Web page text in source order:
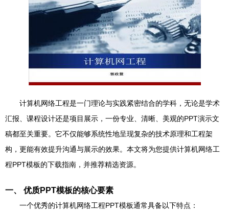
计算机网络工程是一门理论与实践紧密结合的学科，无论是学术
汇报、课程设计还是项目展示，一份专业、清晰、美观的PPT演示文
稿都至关重要。它不仅能够系统性地呈现复杂的技术原理和工程架
构，更能有效提升沟通与展示的效果。本文将为您提供计算机网络工
程PPT模板的下载指南，并推荐精选资源。
一、 优质PPT模板的核心要素
一个优秀的计算机网络工程PPT模板通常具备以下特点：